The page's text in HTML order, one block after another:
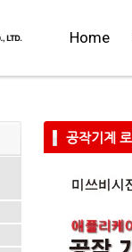
Home
공작기계